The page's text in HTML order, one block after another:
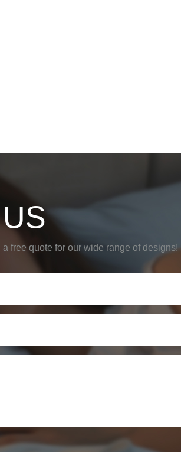
free quote for our wide range of designs!